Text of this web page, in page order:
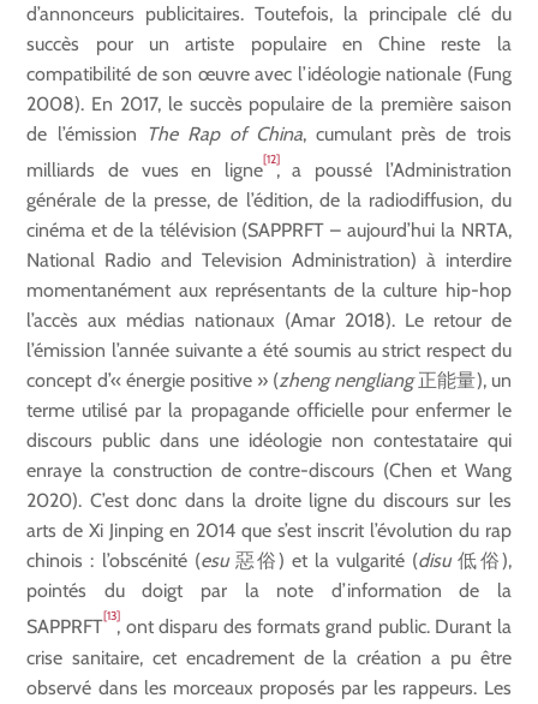
d’annonceurs publicitaires. Toutefois, la principale clé du
succès pour un artiste populaire en Chine reste la
compatibilité de son œuvre avec l’idéologie nationale (Fung
2008). En 2017, le succès populaire de la première saison
de l’émission
The Rap of China, cumulant près de trois
milliards de vues en ligne[12], a poussé l’Administration
générale de la presse, de l’édition, de la radiodiffusion, du
cinéma et de la télévision (SAPPRFT – aujourd’hui la NRTA,
National Radio and Television Administration) à interdire
momentanément aux représentants de la culture hip-hop
l’accès aux médias nationaux (Amar 2018). Le retour de
l’émission l’année suivante a été soumis au strict respect du
concept d’« énergie positive » (zheng nengliang正能量), un
terme utilisé par la propagande officielle pour enfermer le
discours public dans une idéologie non contestataire qui
enraye la construction de contre-discours (Chen et Wang
2020). C’est donc dans la droite ligne du discours sur les
arts de Xi Jinping en 2014 que s’est inscrit l’évolution du rap
chinois : l’obscénité (esu 惡俗) et la vulgarité (disu低俗),
pointés du doigt par la note d’information de la
SAPPRFT[13], ont disparu des formats grand public. Durant la
crise sanitaire, cet encadrement de la création a pu être
observé dans les morceaux proposés par les rappeurs. Les